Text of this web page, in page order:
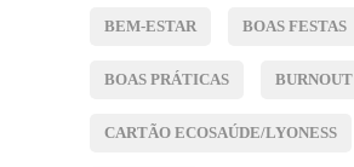
BEM-ESTAR BOAS FESTAS
BOAS PRÁTICAS BURNOUT
CARTÃO ECOSAÚDE/LYONESS